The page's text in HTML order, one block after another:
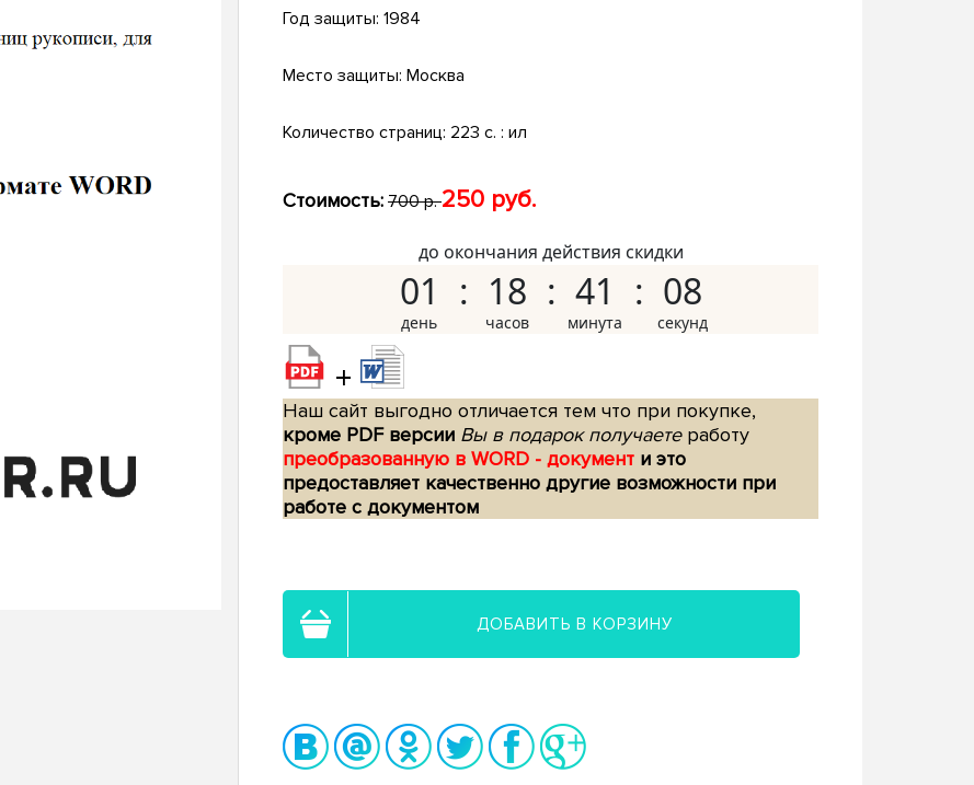
Год защиты: 1984
Место защиты: Москва
Количество страниц: 223 c. : ил
Стоимость: 700 р.250 руб.
до окончания действия скидки
01 18 41 07
+
Наш сайт выгодно отличается тем что при покупке,
кроме PDF версии Вы в подарок получаетеработу
преобразованную в WORD - документ и это
предоставляет качественно другие возможности при
работе с документом
ДОБАВИТЬ В КОРЗИНУ